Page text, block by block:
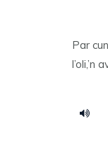
Par
l’oli,’n